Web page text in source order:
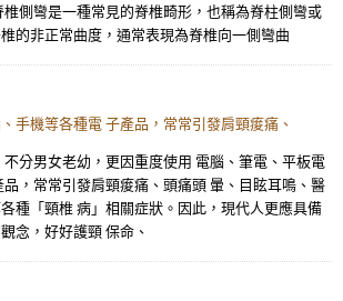
側彎是一種常見的脊椎畸形，也稱為脊柱側彎或
的非正常曲度，通常表現為脊椎向一側彎曲
手機等各種電 子產品，常常引發肩頸痠痛、
分男女老幼，更因重度使用 電腦、筆電、平板電
，常常引發肩頸痠痛、頭痛頭 暈、目眩耳鳴、醫
種「頸椎 病」相關症狀。因此，現代人更應具備
念，好好護頸 保命、